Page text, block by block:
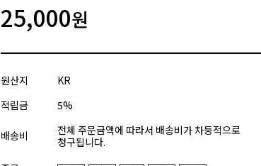
25,000원
원산지
KR
적립금
5%
배송비
전체 주문금액에 따라서 배송비가 차등적으로
청구됩니다.